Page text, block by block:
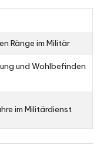
Ränge im Militär
und Wohlbefinden
im Militärdienst